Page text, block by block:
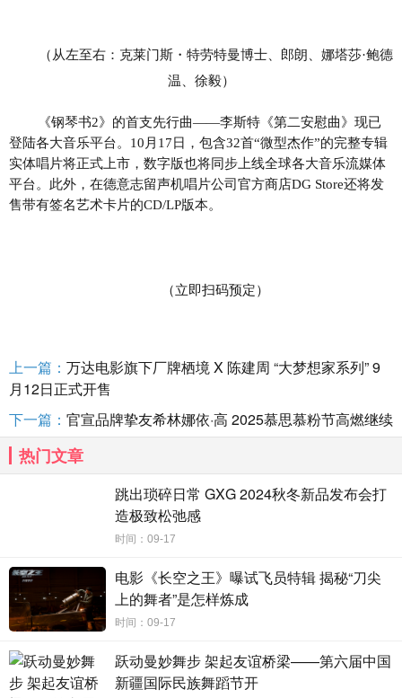
（从左至右： 克莱门斯・ 特劳特曼博士、郎朗、娜塔莎·鲍德
温、徐毅）
《钢琴书2》的首支先行曲——李斯特《第二安慰曲》现已
登陆各大音乐平台。10月17日，包含32首“微型杰作”的完整专辑
实体唱片将正式上市，数字版也将同步上线全球各大音乐流媒体
平台。此外， 在德意志留声机唱片公司官方商店DG Store还将发
售带有签名艺术卡片的CD/LP版本。
（立即扫码预定）
上一篇： 万达电影旗下厂牌栖境 X 陈建周 “大梦想家系列” 9
月12日正式开售
下一篇： 官宣品牌挚友希林娜依·高 2025慕思慕粉节高燃继续
热门文章
跳出琐碎日常 GXG 2024秋冬新品发布会打
造极致松弛感
时间：09-17
电影《长空之王》曝试飞员特辑 揭秘“刀尖
上的舞者”是怎样炼成
时间：09-17
跃动曼妙舞步 架起友谊桥梁——第六届中国
新疆国际民族舞蹈节开